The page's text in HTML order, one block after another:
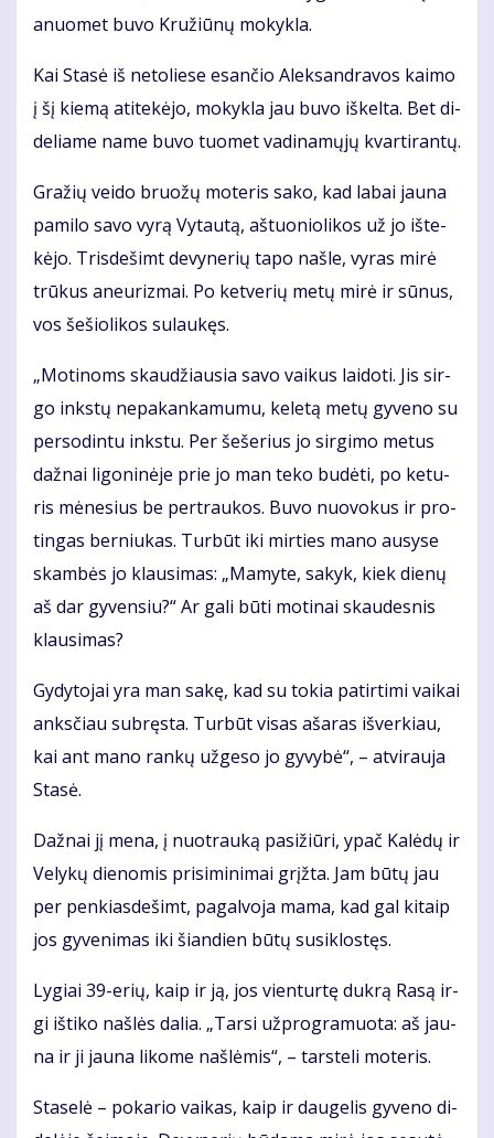
anuo­met bu­vo Kru­žiū­nų mo­kyk­la.
Kai Sta­sė iš ne­to­lie­se esan­čio Alek­san­dra­vos kai­mo
į šį kie­mą ati­te­kė­jo, mo­kyk­la jau bu­vo iš­kel­ta. Bet di­
de­lia­me na­me bu­vo tuo­met va­di­na­mų­jų kvar­ti­ran­tų.
Gra­žių vei­do bruo­žų mo­te­ris sa­ko, kad la­bai jau­na
pa­mi­lo sa­vo vy­rą Vy­tau­tą, aš­tuo­nio­li­kos už jo iš­te­
kė­jo. Tris­de­šimt de­vy­ne­rių ta­po naš­le, vy­ras mi­rė
trū­kus aneu­riz­mai. Po ket­ve­rių me­tų mi­rė ir sū­nus,
vos še­šio­li­kos su­lau­kęs.
„Mo­ti­noms skau­džiau­sia sa­vo vai­kus lai­do­ti. Jis sir­
go inks­tų ne­pa­kan­ka­mu­mu, ke­le­tą me­tų gy­ve­no su
per­so­din­tu inks­tu. Per še­še­rius jo sir­gi­mo me­tus
daž­nai li­go­ni­nė­je prie jo man te­ko bu­dė­ti, po ke­tu­
ris mė­ne­sius be per­trau­kos. Bu­vo nuo­vo­kus ir pro­
tin­gas ber­niu­kas. Tur­būt iki mir­ties ma­no au­sy­se
skam­bės jo klau­si­mas: „Ma­my­te, sa­kyk, kiek die­nų
aš dar gy­ven­siu?“ Ar ga­li bū­ti mo­ti­nai skau­des­nis
klau­si­mas?
Gy­dy­to­jai yra man sa­kę, kad su to­kia pa­tir­ti­mi vai­kai
anks­čiau su­bręs­ta. Tur­būt vi­sas aša­ras iš­ver­kiau,
kai ant ma­no ran­kų už­ge­so jo gy­vy­bė“, – at­vi­rau­ja
Sta­sė.
Daž­nai jį me­na, į nuo­trau­ką pa­si­žiū­ri, ypač Ka­lė­dų ir
Ve­ly­kų die­no­mis pri­si­mi­ni­mai grįž­ta. Jam bū­tų jau
per pen­kias­de­šimt, pa­gal­vo­ja ma­ma, kad gal ki­taip
jos gy­ve­ni­mas iki šian­dien bū­tų su­si­klos­tęs.
Ly­giai 39-erių, kaip ir ją, jos vien­tur­tę duk­rą Ra­są ir­
gi iš­ti­ko naš­lės da­lia. „Tar­si už­prog­ra­muo­ta: aš jau­
na ir ji jau­na li­ko­me naš­lė­mis“, – tars­te­li mo­te­ris.
Sta­se­lė – po­ka­rio vai­kas, kaip ir dau­ge­lis gy­ve­no di­